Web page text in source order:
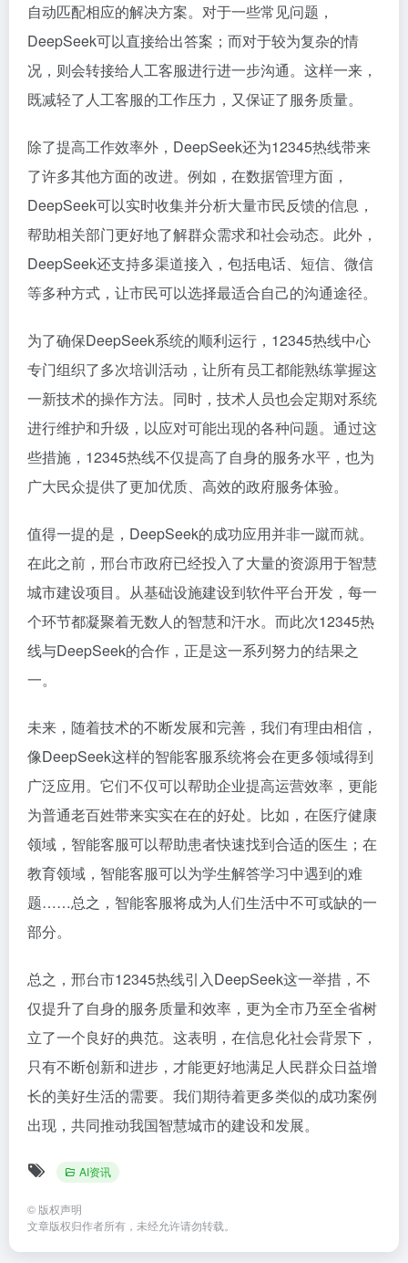
自动匹配相应的解决方案。对于一些常见问题，
DeepSeek可以直接给出答案；而对于较为复杂的情
况，则会转接给人工客服进行进一步沟通。这样一来，
既减轻了人工客服的工作压力，又保证了服务质量。
除了提高工作效率外，DeepSeek还为12345热线带来
了许多其他方面的改进。例如，在数据管理方面，
DeepSeek可以实时收集并分析大量市民反馈的信息，
帮助相关部门更好地了解群众需求和社会动态。此外，
DeepSeek还支持多渠道接入，包括电话、短信、微信
等多种方式，让市民可以选择最适合自己的沟通途径。
为了确保DeepSeek系统的顺利运行，12345热线中心
专门组织了多次培训活动，让所有员工都能熟练掌握这
一新技术的操作方法。同时，技术人员也会定期对系统
进行维护和升级，以应对可能出现的各种问题。通过这
些措施，12345热线不仅提高了自身的服务水平，也为
广大民众提供了更加优质、高效的政府服务体验。
值得一提的是，DeepSeek的成功应用并非一蹴而就。
在此之前，邢台市政府已经投入了大量的资源用于智慧
城市建设项目。从基础设施建设到软件平台开发，每一
个环节都凝聚着无数人的智慧和汗水。而此次12345热
线与DeepSeek的合作，正是这一系列努力的结果之
一。
未来，随着技术的不断发展和完善，我们有理由相信，
像DeepSeek这样的智能客服系统将会在更多领域得到
广泛应用。它们不仅可以帮助企业提高运营效率，更能
为普通老百姓带来实实在在的好处。比如，在医疗健康
领域，智能客服可以帮助患者快速找到合适的医生；在
教育领域，智能客服可以为学生解答学习中遇到的难
题……总之，智能客服将成为人们生活中不可或缺的一
部分。
总之，邢台市12345热线引入DeepSeek这一举措，不
仅提升了自身的服务质量和效率，更为全市乃至全省树
立了一个良好的典范。这表明，在信息化社会背景下，
只有不断创新和进步，才能更好地满足人民群众日益增
长的美好生活的需要。我们期待着更多类似的成功案例
出现，共同推动我国智慧城市的建设和发展。
AI资讯
© 版权声明
文章版权归作者所有，未经允许请勿转载。